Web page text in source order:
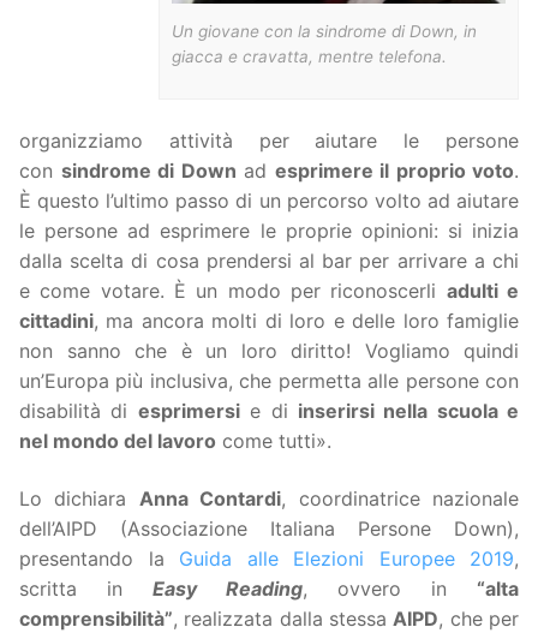
Un giovane con la sindrome di Down, in
giacca e cravatta, mentre telefona.
organizziamo attività per aiutare le persone
con sindrome di Down ad esprimere il proprio voto.
È questo l’ultimo passo di un percorso volto ad aiutare
le persone ad esprimere le proprie opinioni: si inizia
dalla scelta di cosa prendersi al bar per arrivare a chi
e come votare. È un modo per riconoscerli adulti e
cittadini, ma ancora molti di loro e delle loro famiglie
non sanno che è un loro diritto! Vogliamo quindi
un’Europa più inclusiva, che permetta alle persone con
disabilità di esprimersie di inserirsi nella scuola e
nel mondo del lavoro come tutti».
Lo dichiara Anna Contardi, coordinatrice nazionale
dell’AIPD (Associazione Italiana Persone Down),
presentando la Guida alle Elezioni Europee 2019,
scritta in Easy Reading, ovvero in “alta
comprensibilità”, realizzata dalla stessaAIPD, che per